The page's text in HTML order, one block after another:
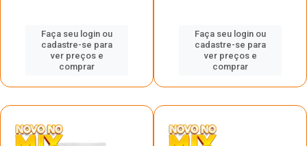
Faça seu login ou
cadastre-se para
ver preços e
comprar
Faça seu login ou
cadastre-se para
ver preços e
comprar